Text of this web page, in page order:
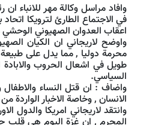
وافاد مراسل وكالة مهر
في الاجتماع الطارئ لترويكا
اعقاب العدوان الصهيوني
واوضح لاريجاني ان الكيان
محرمة دوليا , مما يدل على
طويل في اشعال الحروب والابادة
السياسي.
واضاف : ان قتل النساء
الانسان , وخاصة الاخبار
وانتقد لاريجاني امريكا والدول